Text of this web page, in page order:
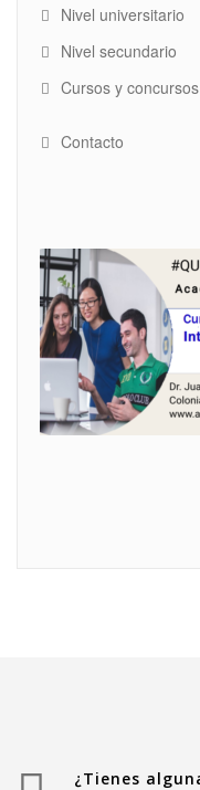
Nivel universitario
Nivel secundario
Cursos y concursos
Contacto
¿Tienes